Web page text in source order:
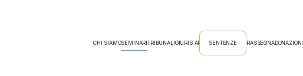
CHI SIAMOSEMINARITRIBUNALIGIURIS AI SENTENZE RASSEGNADONAZIONI